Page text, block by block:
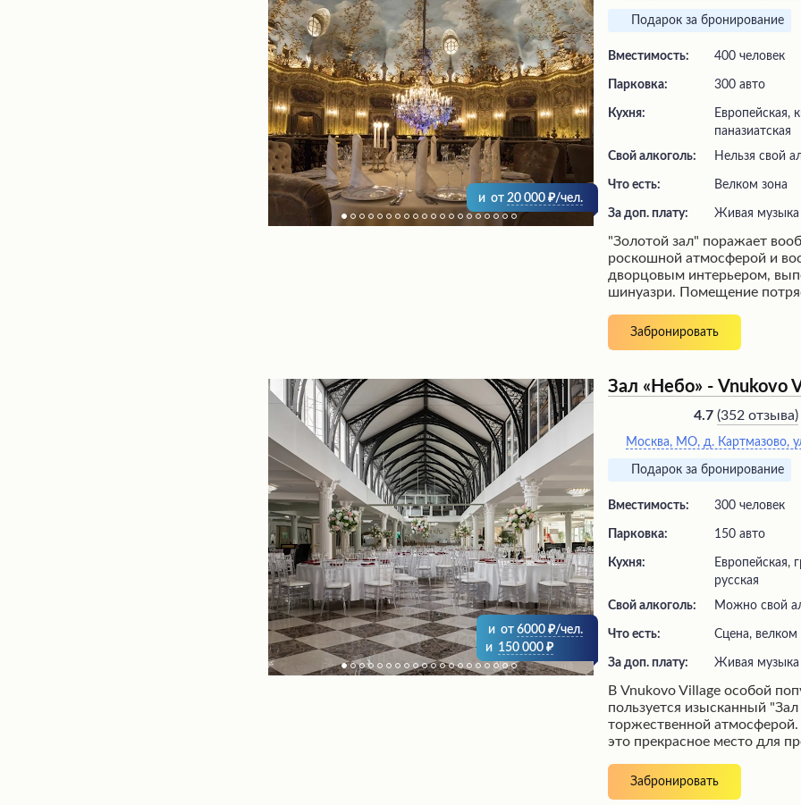
и от 20 000 /чел.
Подарок за бронирование
Вместимость: 400 человек
Парковка: 300 авто
Кухня:
Европейская,
паназиатская
Свой алкоголь:
Нельзя свой
Что есть: велком зона
За доп. плату: живая музыка
"Золотой зал" поражает
роскошной атмосферой и
дворцовым интерьером,
шинуазри. Помещение
пребывания в музее
впечатление производит
разнообразием вкусов.
обслуживание
официантов, воплощающих
гостеприимства, делает
поистине незабываемым.
Забронировать
и от 6000
/чел.
и 150 000
Зал «Небо» - Vnukovo
4.7 (352 отзыва)
Москва, МО, д. Картмазово,
Подарок за бронирование
Вместимость: 300 человек
Парковка: 150 авто
Кухня:
Европейская,
русская
Свой алкоголь:
Можно свой
Что есть: сцена, велком
За доп. плату: живая музыка
В Vnukovo Village особой
пользуется изысканный
торжественной
это прекрасное место для
просторному залу с
оформлением и
Забронировать